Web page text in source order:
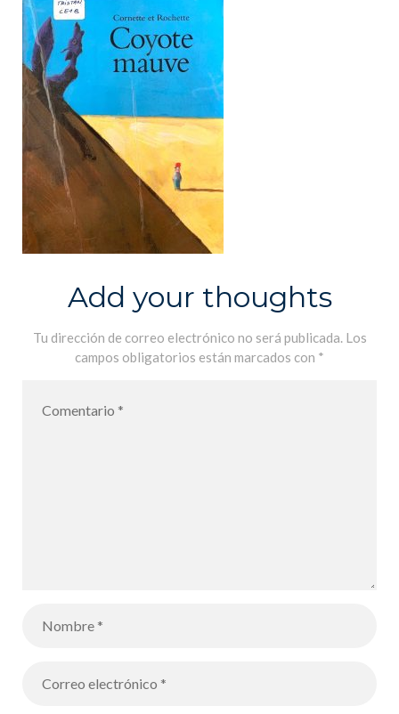
Add your thoughts
Tu dirección de correo electrónico no será publicada. Los
campos obligatorios están marcados con *